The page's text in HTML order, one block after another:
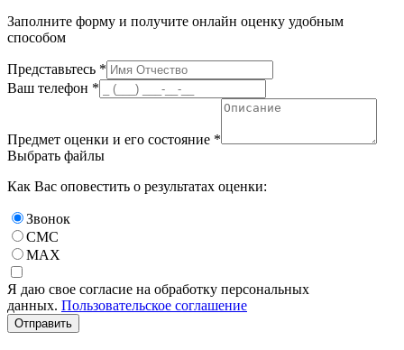
Заполните форму и получите онлайн оценку удобным
способом
Представьтесь *
Ваш телефон *
Предмет оценки и его состояние *
Выбрать файлы
Как Вас оповестить о результатах оценки:
Звонок
СМС
MAX
Я даю свое согласие на обработку персональных
данных. Пользовательское соглашение
Отправить